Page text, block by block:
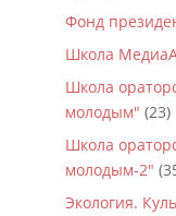
Фонд
Школа
Школа
молодым" (23)
Школа
молодым-2"
Экология.